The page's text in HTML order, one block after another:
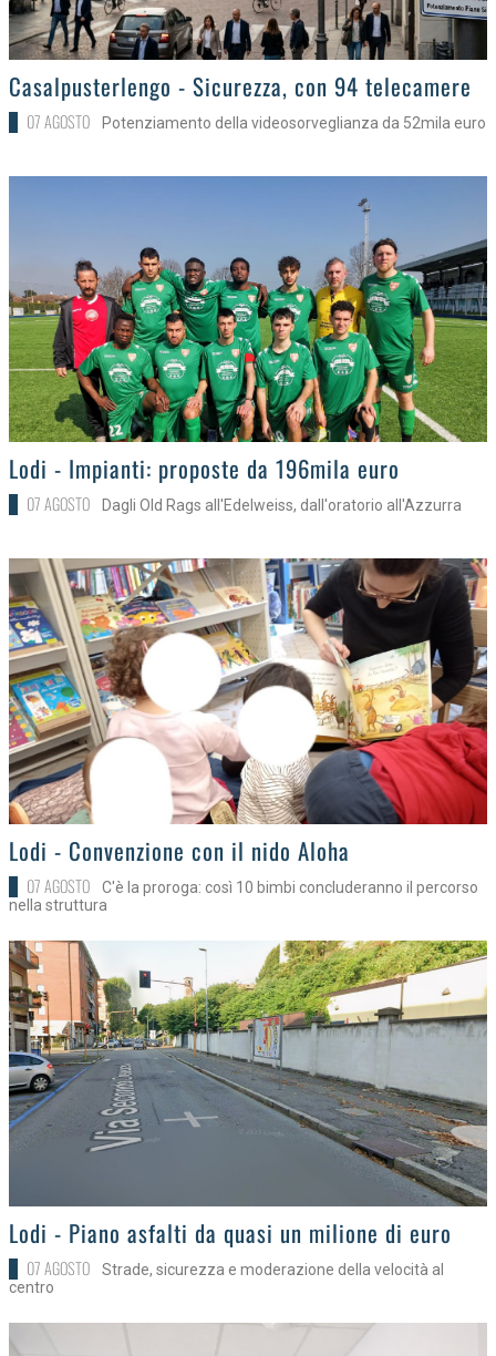
>
Casalpusterlengo - Sicurezza, con 94 telecamere
07 AGOSTO Potenziamento della videosorveglianza da 52mila euro
>Lodi - Impianti: proposte da 196mila euro
07 AGOSTO Dagli Old Rags all'Edelweiss, dall'oratorio all'Azzurra
>Lodi - Convenzione con il nido Aloha
07 AGOSTO
C'è la proroga: così 10 bimbi concluderanno il percorso
nella struttura
>Lodi - Piano asfalti da quasi un milione di euro
07 AGOSTO
Strade, sicurezza e moderazione della velocità al
centro